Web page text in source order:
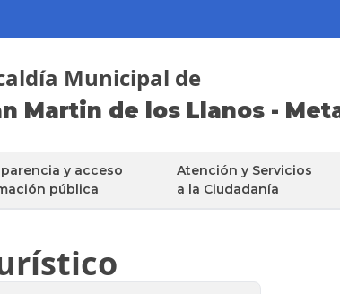
Municipal de
Martin de los Llanos -
y acceso
pública
Atención y Servicios
a la Ciudadanía